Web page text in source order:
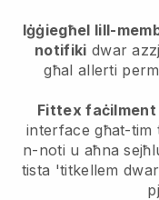
Iġġiegħel lill-
notifiki dwar
għal allerti
Fittex
interface għat-tim
n-noti u aħna
tista 'titkellem